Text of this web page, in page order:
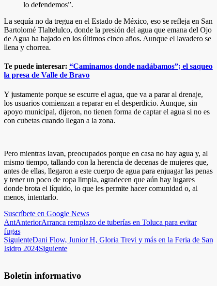
lo defendemos”.
La sequía no da tregua en el Estado de México, eso se refleja en San
Bartolomé Tlaltelulco, donde la presión del agua que emana del Ojo
de Agua ha bajado en los últimos cinco años. Aunque el lavadero se
llena y chorrea.
Te puede interesar: “Caminamos donde nadábamos”; el saqueo
la presa de Valle de Bravo
Y justamente porque se escurre el agua, que va a parar al drenaje,
los usuarios comienzan a reparar en el desperdicio. Aunque, sin
apoyo municipal, dijeron, no tienen forma de captar el agua si no es
con cubetas cuando llegan a la zona.
Pero mientras lavan, preocupados porque en casa no hay agua y, al
mismo tiempo, tallando con la herencia de decenas de mujeres que,
antes de ellas, llegaron a este cuerpo de agua para enjuagar las penas
y tener un poco de ropa limpia, agradecen que aún hay lugares
donde brota el líquido, lo que les permite hacer comunidad o, al
menos, intentarlo.
Suscríbete en Google News
AntAnteriorArranca remplazo de tuberías en Toluca para evitar
fugas
SiguienteDani Flow, Junior H, Gloria Trevi y más en la Feria de San
Isidro 2024Siguiente
Boletín informativo